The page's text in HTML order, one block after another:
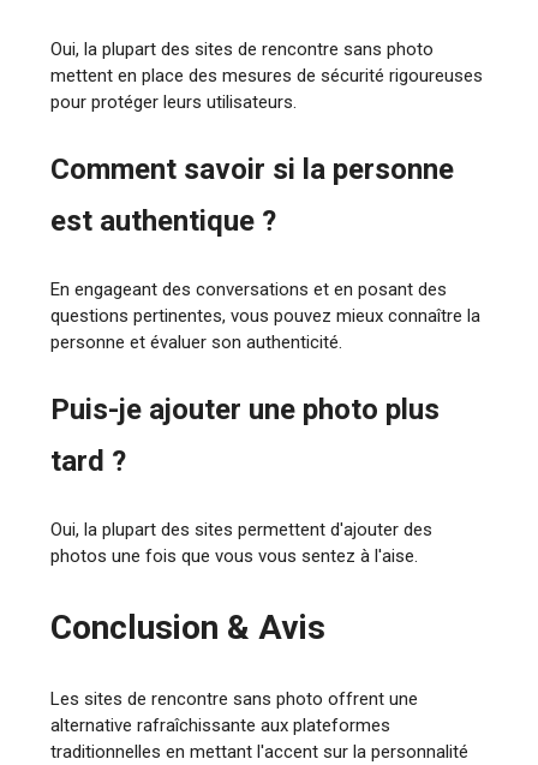
Oui, la plupart des sites de rencontre sans photo
mettent en place des mesures de sécurité rigoureuses
pour protéger leurs utilisateurs.
Comment savoir si la personne
est authentique ?
En engageant des conversations et en posant des
questions pertinentes, vous pouvez mieux connaître la
personne et évaluer son authenticité.
Puis-je ajouter une photo plus
tard ?
Oui, la plupart des sites permettent d'ajouter des
photos une fois que vous vous sentez à l'aise.
Conclusion & Avis
Les sites de rencontre sans photo offrent une
alternative rafraîchissante aux plateformes
traditionnelles en mettant l'accent sur la personnalité